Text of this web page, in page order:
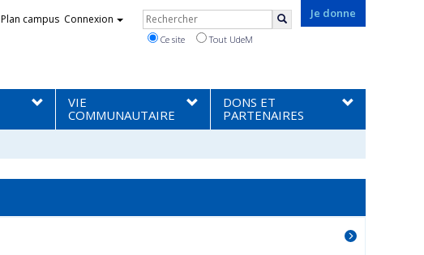
Je donne
Plan campus Connexion Rechercher
Ce site Tout UdeM
VIE
COMMUNAUTAIRE
DONS ET
PARTENAIRES